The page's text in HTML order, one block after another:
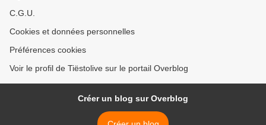
C.G.U.
Cookies et données personnelles
Préférences cookies
Voir le profil de Tiëstolive sur le portail Overblog
Créer un blog sur Overblog